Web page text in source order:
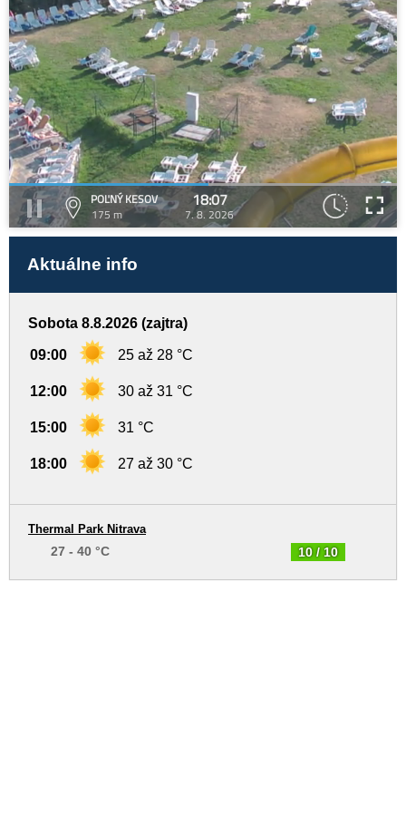
POĽNÝ KESOV
175 m
18:07
7. 8. 2026
Aktuálne info
Sobota 8.8.2026 (zajtra)
09:00 25 až 28 °C
12:00 30 až 31 °C
15:00 31 °C
18:00 27 až 30 °C
10 / 10
Thermal Park Nitrava
27 - 40 °C